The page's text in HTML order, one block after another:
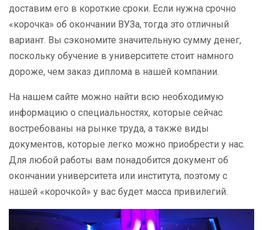
доставим его в короткие сроки. Если нужна срочно
«корочка» об окончании ВУЗа, тогда это отличный
вариант. Вы сэкономите значительную сумму денег,
поскольку обучение в университете стоит намного
дороже, чем заказ диплома в нашей компании.
На нашем сайте можно найти всю необходимую
информацию о специальностях, которые сейчас
востребованы на рынке труда, а также виды
документов, которые легко можно приобрести у нас.
Для любой работы вам понадобится документ об
окончании университета или института, поэтому с
нашей «корочкой» у вас будет масса привилегий.